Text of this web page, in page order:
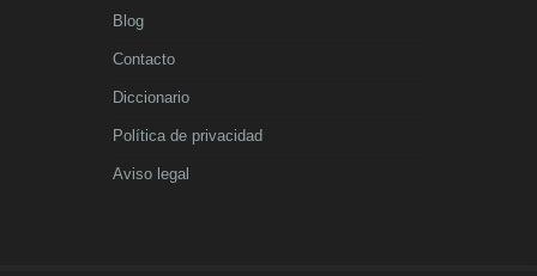
Blog
Contacto
Diccionario
Política de privacidad
Aviso legal